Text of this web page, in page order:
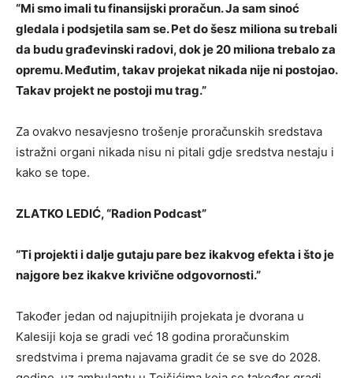
“Mi smo imali tu finansijski proračun. Ja sam sinoć
gledala i podsjetila sam se. Pet do šesz miliona su trebali
da budu građevinski radovi, dok je 20 miliona trebalo za
opremu. Međutim, takav projekat nikada nije ni postojao.
Takav projekt ne postoji mu trag.”
Za ovakvo nesavjesno trošenje proračunskih sredstava
istražni organi nikada nisu ni pitali gdje sredstva nestaju i
kako se tope.
ZLAТKO LEDIĆ, “Radion Podcast”
“Ti projekti i dalje gutaju pare bez ikakvog efekta i što je
najgore bez ikakve krivične odgovornosti.”
Također jedan od najupitnijih projekata je dvorana u
Kalesiji koja se gradi već 18 godina proračunskim
sredstvima i prema najavama gradit će se sve do 2028.